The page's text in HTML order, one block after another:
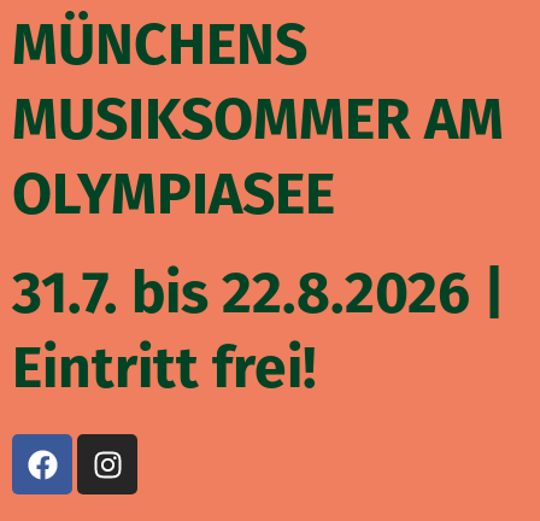
Inhalt
MÜNCHENS
MUSIKSOMMER AM
OLYMPIASEE
31.7. bis 22.8.2026 |
Eintritt frei!
F
a
I
n